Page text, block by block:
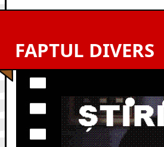
FAPTUL DIVERS